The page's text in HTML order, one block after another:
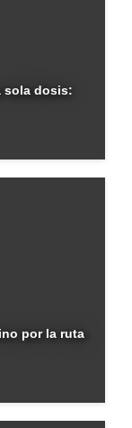
sola dosis:
por la ruta